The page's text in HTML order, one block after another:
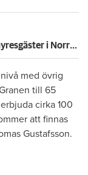
Nya hyror klara för 10 000 hyresgäster i Norrköping
med övrig
till 65
cirka 100
att finnas
Gustafsson.